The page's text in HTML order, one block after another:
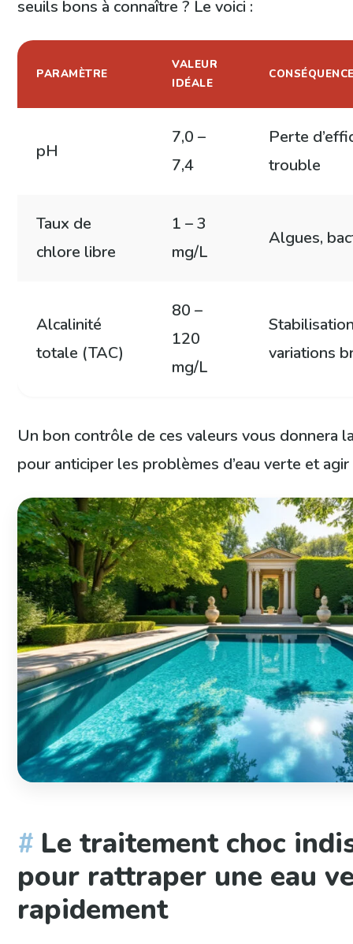
seuils bons à connaître ? Le voici :
PARAMÈTRE
VALEUR
IDÉALE
pH
7,0 –
7,4
Perte
trouble
Taux de
chlore libre
1 – 3
mg/L
Algues,
Alcalinité
totale (TAC)
80 –
120
mg/L
variations
Un bon contrôle de ces valeurs vous donnera
pour anticiper les problèmes d’eau verte et
Le traitement choc
pour rattraper une eau
rapidement